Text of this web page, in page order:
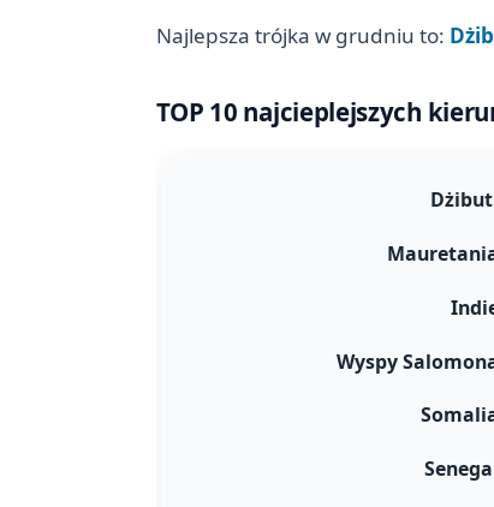
Najlepsza trójka w grudniu to:
TOP 10 najcieplejszych
Wyspy